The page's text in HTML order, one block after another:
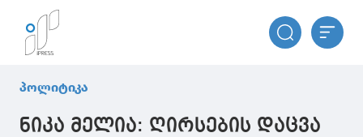
პოლიტიკა
ნიკა მელია: ღირსების დაცვა